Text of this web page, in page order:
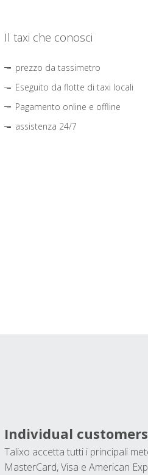
Il taxi che conosci
prezzo da tassimetro
Eseguito da flotte di taxi locali
Pagamento online e offline
assistenza 24/7
Individual customers
Talixo accetta tutti i principali
MasterCard, Visa e American